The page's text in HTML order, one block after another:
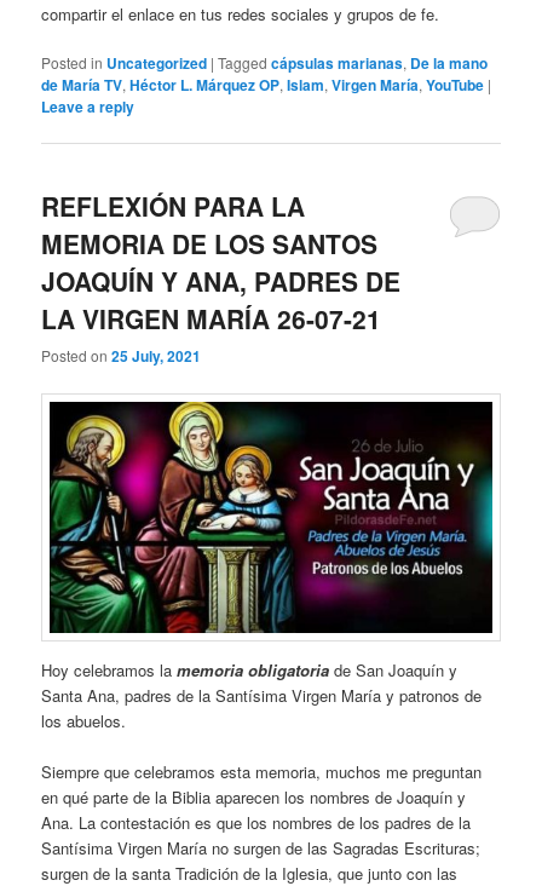
compartir el enlace en tus redes sociales y grupos de fe.
Posted in Uncategorized |Tagged cápsulas marianas, De la mano
de María TV,Héctor L. Márquez OP,Islam,Virgen María,YouTube |
Leave a reply
REFLEXIÓN PARA LA
MEMORIA DE LOS SANTOS
JOAQUÍN Y ANA, PADRES DE
LA VIRGEN MARÍA 26-07-21
Posted on25 July, 2021
Hoy celebramos lamemoria obligatoria de San Joaquín y
Santa Ana, padres de la Santísima Virgen María y patronos de
los abuelos.
Siempre que celebramos esta memoria, muchos me preguntan
en qué parte de la Biblia aparecen los nombres de Joaquín y
Ana. La contestación es que los nombres de los padres de la
Santísima Virgen María no surgen de las Sagradas Escrituras;
surgen de la santa Tradición de la Iglesia, que junto con las